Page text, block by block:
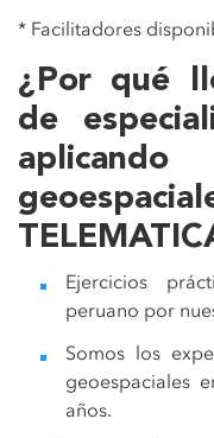
* Facilitadores
¿Por qué
de
Ejercicios
peruano por
Somos los
geoespaciales
años.